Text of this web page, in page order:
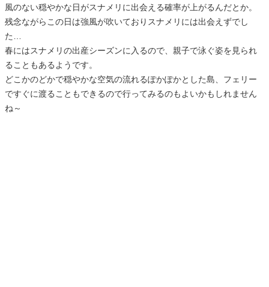
風のない穏やかな日がスナメリに出会える確率が上がるんだとか。
残念ながらこの日は強風が吹いておりスナメリには出会えずでし
た…
春にはスナメリの出産シーズンに入るので、親子で泳ぐ姿を見られ
ることもあるようです。
どこかのどかで穏やかな空気の流れるぽかぽかとした島、フェリー
ですぐに渡ることもできるので行ってみるのもよいかもしれません
ね～